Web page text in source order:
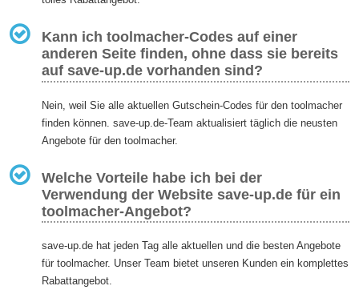
Kann ich toolmacher-Codes auf einer
anderen Seite finden, ohne dass sie bereits
auf save-up.de vorhanden sind?
Nein, weil Sie alle aktuellen Gutschein-Codes für den toolmacher
finden können. save-up.de-Team aktualisiert täglich die neusten
Angebote für den toolmacher.
Welche Vorteile habe ich bei der
Verwendung der Website save-up.de für ein
toolmacher-Angebot?
save-up.de hat jeden Tag alle aktuellen und die besten Angebote
für toolmacher. Unser Team bietet unseren Kunden ein komplettes
Rabattangebot.